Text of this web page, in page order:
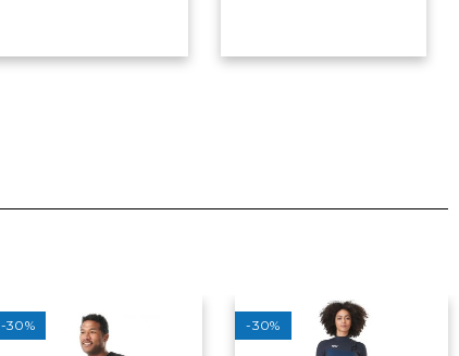
-30% -30%